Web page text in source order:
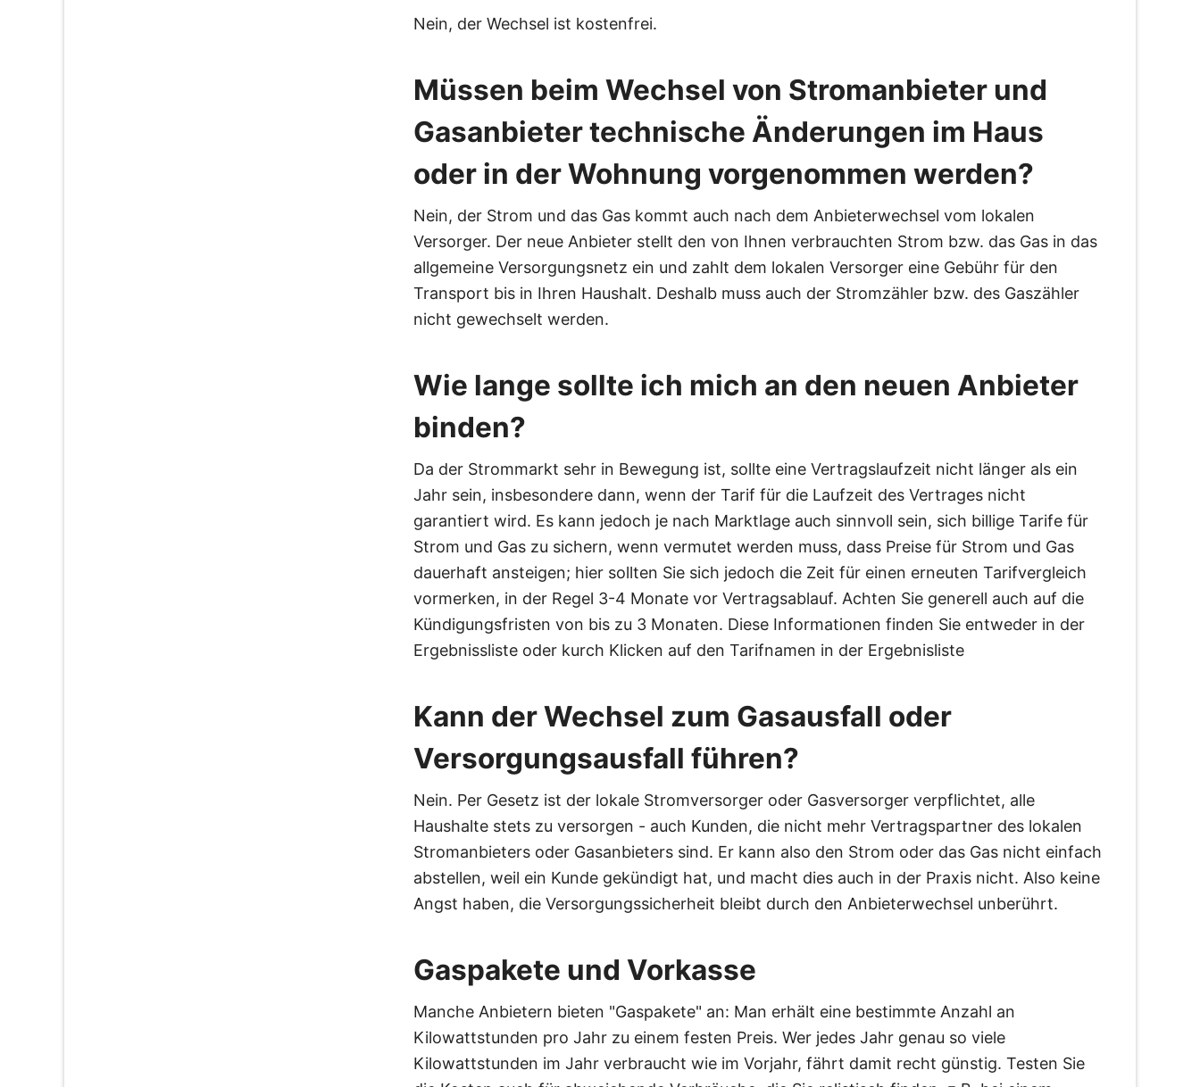
Nein, der Wechsel ist kostenfrei.
Müssen beim Wechsel von Stromanbieter und
Gasanbieter technische Änderungen im Haus
oder in der Wohnung vorgenommen werden?
Nein, der Strom und das Gas kommt auch nach dem Anbieterwechsel vom lokalen
Versorger. Der neue Anbieter stellt den von Ihnen verbrauchten Strom bzw. das Gas in das
allgemeine Versorgungsnetz ein und zahlt dem lokalen Versorger eine Gebühr für den
Transport bis in Ihren Haushalt. Deshalb muss auch der Stromzähler bzw. des Gaszähler
nicht gewechselt werden.
Wie lange sollte ich mich an den neuen Anbieter
binden?
Da der Strommarkt sehr in Bewegung ist, sollte eine Vertragslaufzeit nicht länger als ein
Jahr sein, insbesondere dann, wenn der Tarif für die Laufzeit des Vertrages nicht
garantiert wird. Es kann jedoch je nach Marktlage auch sinnvoll sein, sich billige Tarife für
Strom und Gas zu sichern, wenn vermutet werden muss, dass Preise für Strom und Gas
dauerhaft ansteigen; hier sollten Sie sich jedoch die Zeit für einen erneuten Tarifvergleich
vormerken, in der Regel 3-4 Monate vor Vertragsablauf. Achten Sie generell auch auf die
Kündigungsfristen von bis zu 3 Monaten. Diese Informationen finden Sie entweder in der
Ergebnissliste oder kurch Klicken auf den Tarifnamen in der Ergebnisliste
Kann der Wechsel zum Gasausfall oder
Versorgungsausfall führen?
Nein. Per Gesetz ist der lokale Stromversorger oder Gasversorger verpflichtet, alle
Haushalte stets zu versorgen - auch Kunden, die nicht mehr Vertragspartner des lokalen
Stromanbieters oder Gasanbieters sind. Er kann also den Strom oder das Gas nicht einfach
abstellen, weil ein Kunde gekündigt hat, und macht dies auch in der Praxis nicht. Also keine
Angst haben, die Versorgungssicherheit bleibt durch den Anbieterwechsel unberührt.
Gaspakete und Vorkasse
Manche Anbietern bieten "Gaspakete" an: Man erhält eine bestimmte Anzahl an
Kilowattstunden pro Jahr zu einem festen Preis. Wer jedes Jahr genau so viele
Kilowattstunden im Jahr verbraucht wie im Vorjahr, fährt damit recht günstig. Testen Sie